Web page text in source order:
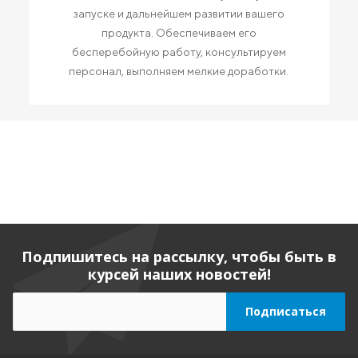
запуске и дальнейшем развитии вашего
продукта. Обеспечиваем его
бесперебойную работу, консультируем
персонал, выполняем мелкие доработки.
Подпишитесь на рассылку, чтобы быть в
курсей наших новостей!